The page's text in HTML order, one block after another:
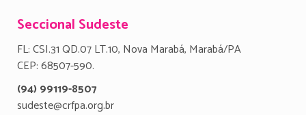
Seccional Sudeste
FL: CSI.31 QD.07 LT.10, Nova Marabá, Marabá/PA
CEP: 68507-590.
(94) 99119-8507
sudeste@crfpa.org.br